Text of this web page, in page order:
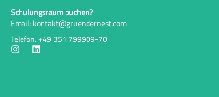
Schulungsraum buchen?
Email: kontakt@gruendernest.com
Telefon: +49 351 799909-70